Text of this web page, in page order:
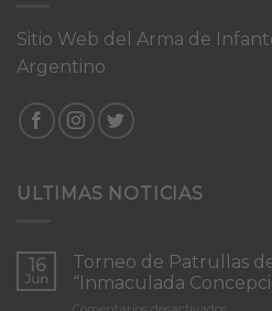
Sitio Web del Arma de
Argentino
ULTIMAS NOTICIAS
16
Jun
Torneo de Patrullas
“Inmaculada